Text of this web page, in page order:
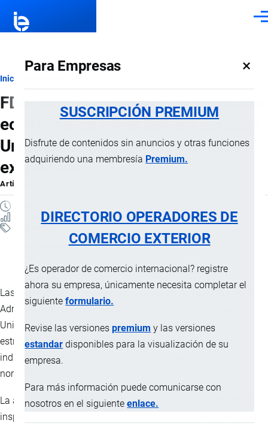
Para Empresas ×
SUSCRIPCIÓN PREMIUM
Disfrute de contenidos sin anuncios y otras funciones
adquiriendo una membresía Premium.
DIRECTORIO OPERADORES DE
COMERCIO EXTERIOR
¿Es operador de comercio internacional? registre
ahora su empresa, únicamente necesita completar el
siguienteformulario.
Revise las versionespremium y las versiones
estandar disponibles para la visualización de su
empresa.
Para más información puede comunicarse con
nosotros en el siguienteenlace.
Ruta
de
navegación
Inicio
FDA aumenta controles a productos
ecuatorianos exportados a Estados
Unidos: riesgos, alertas y nuevas
exigencias
Artículo
14 VISTAS
Exportaciones
Las recientes acciones de fiscalización implementadas por la
Administración de Alimentos y Medicamentos de Estados
Unidos (FDA) están generando preocupación en sectores
estratégicos deexportación del Ecuador, especialmente en
industrias alimentarias que dependen del mercado
norteamericano.
La actualización de alertas deimportación
inspecciones sanitarias reflejan un escenario más estricto para